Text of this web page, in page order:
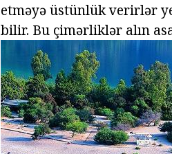
etməyə üstünlük verirlər
bilir. Bu çimərliklər alın